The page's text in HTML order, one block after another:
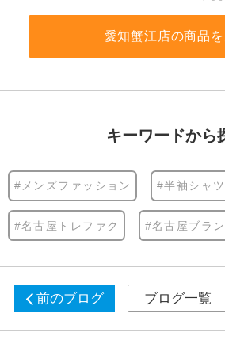
愛知蟹江店の商品を
キーワードから
#メンズファッション #半袖シャツ
#名古屋トレファク #名古屋ブラ
前のブログ ブログ一覧